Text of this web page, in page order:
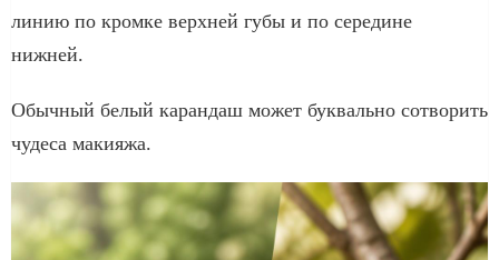
линию по кромке верхней губы и по середине
нижней.
Обычный белый карандаш может буквально сотворить
чудеса макияжа.